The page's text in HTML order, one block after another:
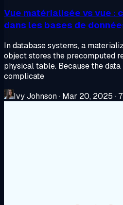
Vue matérialisée vs vue :
dans les bases de
In database systems, a
object stores the precomputed
physical table. Because the
complicate
Ivy Johnson· Mar 20, 2025 ·